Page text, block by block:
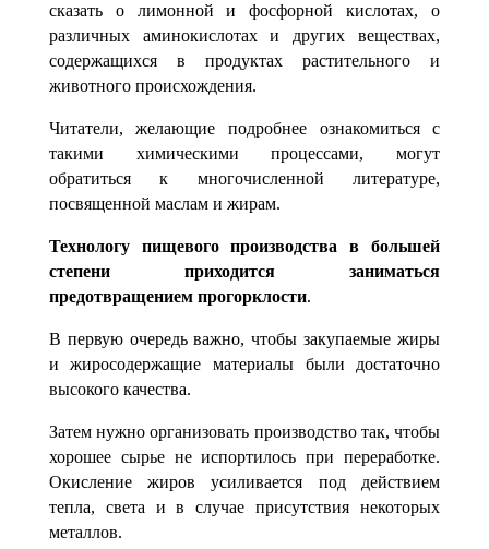
сказать о лимонной и фосфорной кислотах, о
различных аминокислотах и других веществах,
содержа­щихся в продуктах растительного и
животного происхождения.
Читатели, желающие подробнее ознакомиться с
такими химическими процес­сами, могут
обратиться к многочисленной литературе,
посвященной маслам и жи­рам.
Технологу пищевого производства в большей
степени приходится заниматься
предотвращением прогорклости.
В первую очередь важно, чтобы закупаемые жиры
и жиросодержащие материа­лы были достаточно
высокого качества.
Затем нужно организовать производство так, чтобы
хорошее сырье не испорти­лось при переработке.
Окисление жиров усиливается под действием
тепла, света и в случае присутствия некоторых
металлов.